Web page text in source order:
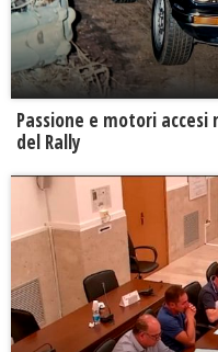
Passione e motori
del Rally